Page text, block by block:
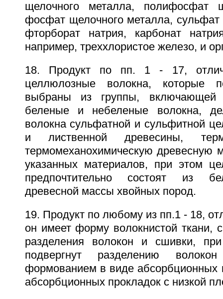
щелочного металла, полифосфат
фосфат щелочного металла,
фторборат натрия, карбонат
например, треххлористое железо, и
18. Продукт по пп. 1 - 17,
целлюлозные волокна, которые
выбраны из группы, включающей
беленые и небеленые волокна,
волокна сульфатной и сульфитной
и лиственной древесины,
термомеханохимическую древесную
указанных материалов, при этом
предпочтительно состоят из
древесной массы хвойных пород.
19. Продукт по любому из пп.1 - 18,
он имеет форму волокнистой ткани,
разделения волокон и сшивки,
подвергнут разделению
формованием в виде абсорбционных
абсорбционных прокладок с низкой